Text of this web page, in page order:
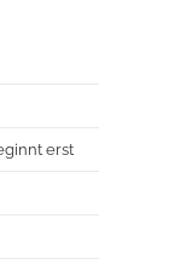
erst